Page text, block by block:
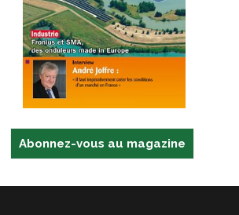
Abonnez-vous au magazine